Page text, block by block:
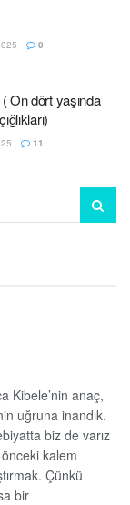
0
On dört yaşında
11
Kibele’nin anaç,
uğruna inandık.
biz de varız
kalem
Çünkü
bir